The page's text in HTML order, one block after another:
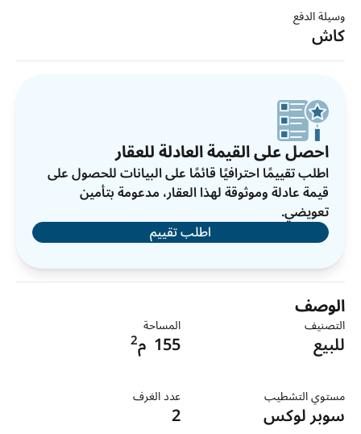
وسيلة الدفع
كاش
احصل على القيمة العادلة للعقار
اطلب تقييمًا احترافيًا قائمًا على البيانات للحصول على
قيمة عادلة وموثوقة لهذا العقار، مدعومة بتأمين
تعويضي.
اطلب تقييم
الوصف
التصنيف
للبيع
المساحة
155 م2
مستوي التشطيب
سوبر لوكس
عدد الغرف
2